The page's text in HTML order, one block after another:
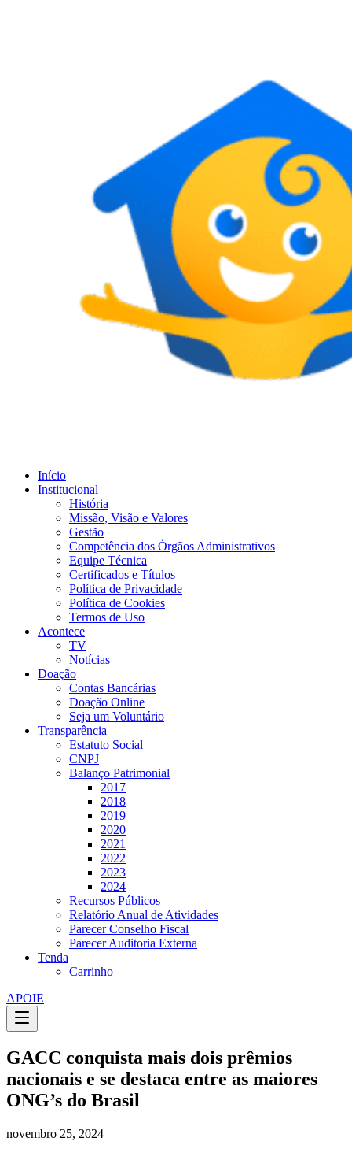
Início
Institucional
História
Missão, Visão e Valores
Gestão
Competência dos Órgãos Administrativos
Equipe Técnica
Certificados e Títulos
Política de Privacidade
Política de Cookies
Termos de Uso
Acontece
TV
Notícias
Doação
Contas Bancárias
Doação Online
Seja um Voluntário
Transparência
Estatuto Social
CNPJ
Balanço Patrimonial
2017
2018
2019
2020
2021
2022
2023
2024
Recursos Públicos
Relatório Anual de Atividades
Parecer Conselho Fiscal
Parecer Auditoria Externa
Tenda
Carrinho
APOIE
GACC conquista mais dois prêmios
nacionais e se destaca entre as maiores
ONG’s do Brasil
novembro 25, 2024